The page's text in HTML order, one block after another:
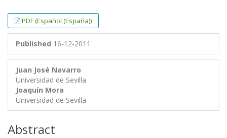
PDF (Español (España))
Published 16-12-2011
Juan José Navarro
Universidad de Sevilla
Joaquín Mora
Universidad de Sevilla
Abstract